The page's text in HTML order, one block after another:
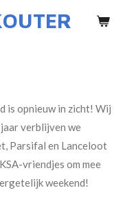
is opnieuw in zicht! Wij
verblijven we
Parsifal en Lanceloot
vriendjes om mee
weekend!